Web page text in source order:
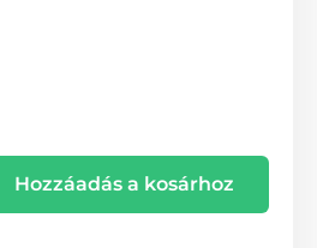
Hozzáadás a kosárhoz